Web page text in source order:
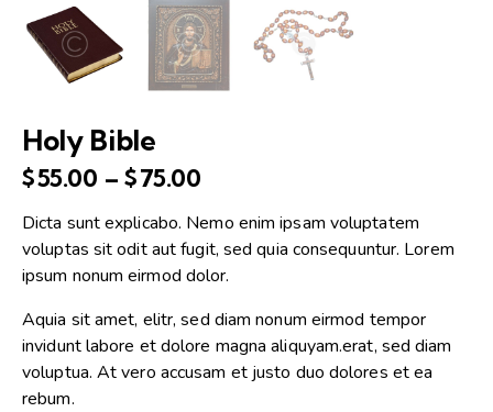
Holy Bible
$55.00 – $75.00
Dicta sunt explicabo. Nemo enim ipsam voluptatem
voluptas sit odit aut fugit, sed quia consequuntur. Lorem
ipsum nonum eirmod dolor.
Aquia sit amet, elitr, sed diam nonum eirmod tempor
invidunt labore et dolore magna aliquyam.erat, sed diam
voluptua. At vero accusam et justo duo dolores et ea
rebum.